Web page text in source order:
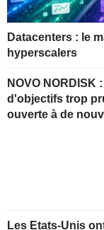
Datacenters : le
hyperscalers
NOVO NORDISK : un relèvement
d'objectifs trop
ouverte à de
Les Etats-Unis